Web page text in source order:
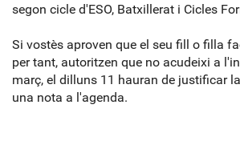
segon cicle d'ESO, Batxillerat i Cicles
Si vostès aproven que el seu fill o filla
per tant, autoritzen que no acudeixi a
març, el dilluns 11 hauran de justificar
una nota a l'agenda.